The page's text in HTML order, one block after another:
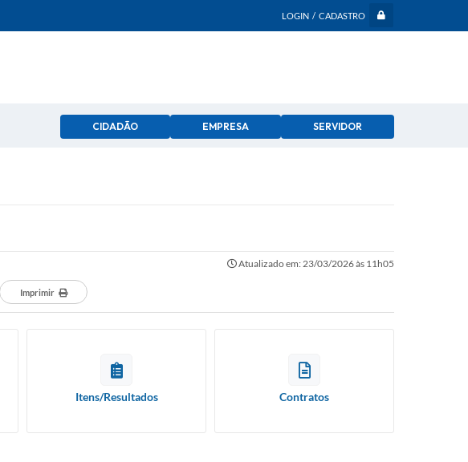
LOGIN / CADASTRO
CIDADÃO EMPRESA SERVIDOR
Atualizado em: 23/03/2026 às 11h05
Imprimir
Itens/Resultados Contratos